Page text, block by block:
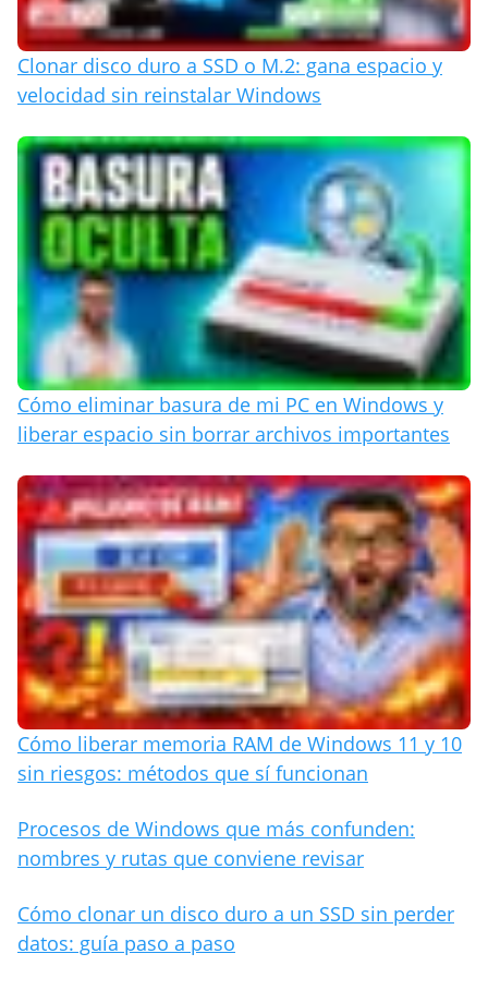
Clonar disco duro a SSD o M.2: gana espacio y
velocidad sin reinstalar Windows
Cómo eliminar basura de mi PC en Windows y
liberar espacio sin borrar archivos importantes
Cómo liberar memoria RAM de Windows 11 y 10
sin riesgos: métodos que sí funcionan
Procesos de Windows que más confunden:
nombres y rutas que conviene revisar
Cómo clonar un disco duro a un SSD sin perder
datos: guía paso a paso